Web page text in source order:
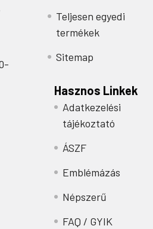
Teljesen egyedi
termékek
Sitemap
Hasznos Linkek
Adatkezelési
tájékoztató
ÁSZF
Emblémázás
Népszerű
FAQ / GYIK